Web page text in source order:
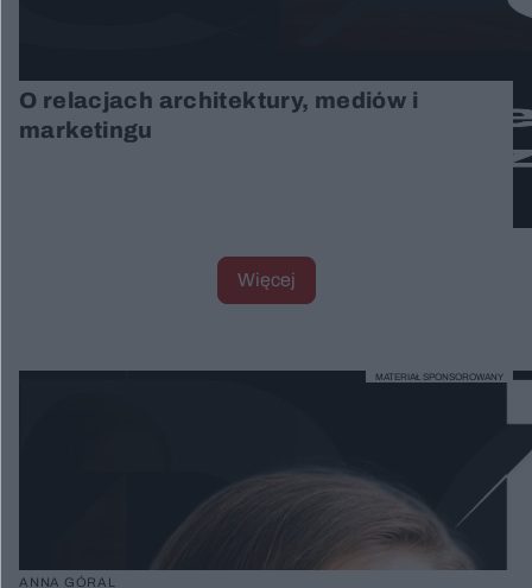
O relacjach architektury, mediów i
marketingu
Więcej
ANNA GÓRAL
MATERIAŁ SPONSOROWANY